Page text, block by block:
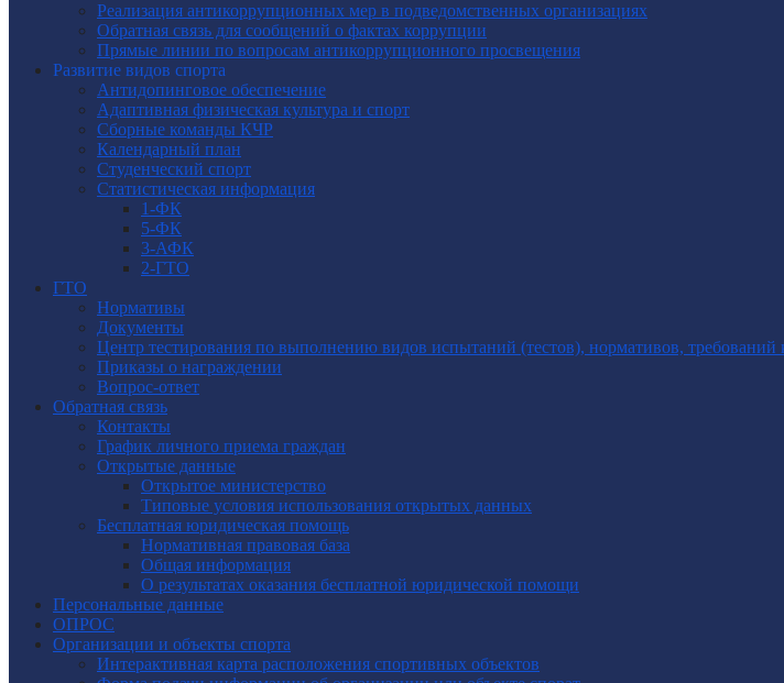
Реализация антикоррупционных мер в подведомственных организациях
Обратная связь для сообщений о фактах коррупции
Прямые линии по вопросам антикоррупционного просвещения
Развитие видов спорта
Антидопинговое обеспечение
Адаптивная физическая культура и спорт
Сборные команды КЧР
Календарный план
Студенческий спорт
Статистическая информация
1-ФК
5-ФК
3-АФК
2-ГТО
ГТО
Нормативы
Документы
Центр тестирования по выполнению видов испытаний (тестов), нормативов,
Приказы о награждении
Вопрос-ответ
Обратная связь
Контакты
График личного приема граждан
Открытые данные
Открытое министерство
Типовые условия использования открытых данных
Бесплатная юридическая помощь
Нормативная правовая база
Общая информация
О результатах оказания бесплатной юридической помощи
Персональные данные
ОПРОС
Организации и объекты спорта
Интерактивная карта расположения спортивных объектов